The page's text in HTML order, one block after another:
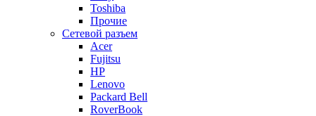
Toshiba
Прочие
Сетевой разъем
Acer
Fujitsu
HP
Lenovo
Packard Bell
RoverBook